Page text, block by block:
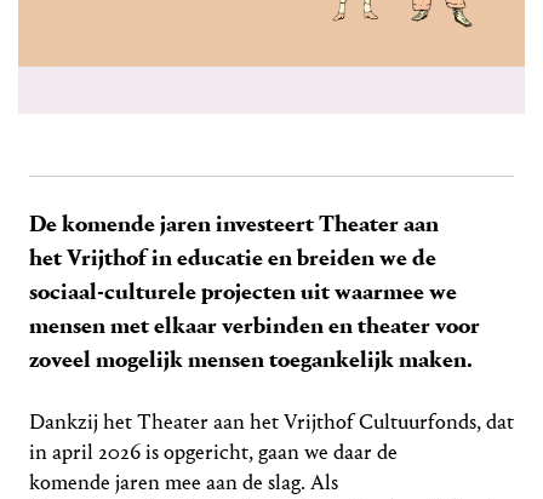
De komende jaren investeert Theater aan
het Vrijthof in educatie en breiden we de
sociaal-culturele projecten uit waarmee we
mensen met elkaar verbinden en theater voor
zoveel mogelijk mensen toegankelijk maken.
Dankzij het Theater aan het Vrijthof Cultuurfonds, dat
in april 2026 is opgericht, gaan we daar de
komende jaren mee aan de slag. Als